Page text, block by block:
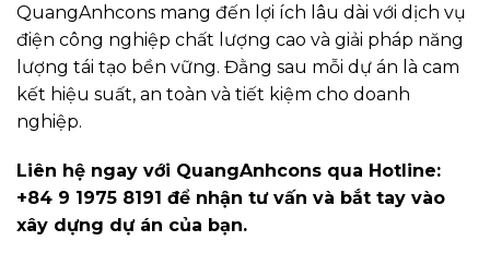
QuangAnhcons mang đến lợi ích lâu dài với dịch vụ
điện công nghiệp chất lượng cao và giải pháp năng
lượng tái tạo bền vững. Đằng sau mỗi dự án là cam
kết hiệu suất, an toàn và tiết kiệm cho doanh
nghiệp.
Liên hệ ngay với QuangAnhcons qua Hotline:
+84 9 1975 8191 để nhận tư vấn và bắt tay vào
xây dựng dự án của bạn.